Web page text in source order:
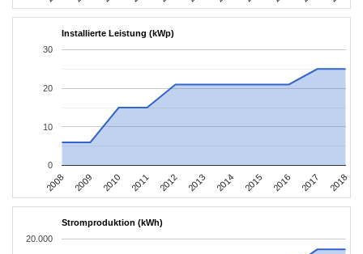
Installierte Leistung (kWp)
2008 2009 2010 2011 2012 2013 2014 2015 2016 2017 2018
0
10
20
30
Stromproduktion (kWh)
20.000